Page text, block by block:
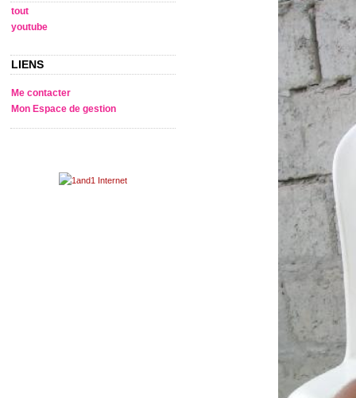
tout
youtube
LIENS
Me contacter
Mon Espace de gestion